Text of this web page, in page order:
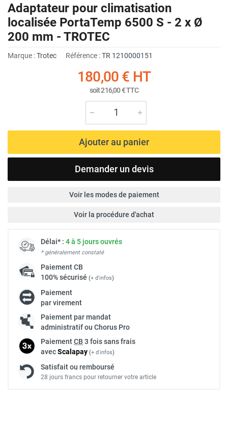
Adaptateur pour climatisation
localisée PortaTemp 6500 S - 2 x Ø
200 mm - TROTEC
Marque :Trotec Référence :TR 1210000151
180,00 € HT
soit216,00 €TTC
Ajouter au panier
Demander un devis
Voir les modes de paiement
Voir la procédure d'achat
Délai* : 4 à 5 jours ouvrés
* généralement constaté
PaiementCB
100% sécurisé (+ d'infos)
Paiement
par virement
Paiement par mandat
administratif ou Chorus Pro
PaiementCB 3 fois sans frais
avecScalapay (+ d'infos)
Satisfait ou remboursé
28 jours francs pour retourner votre article